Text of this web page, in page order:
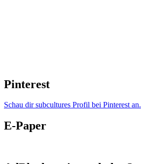
Pinterest
Schau dir subcultures Profil bei Pinterest an.
E-Paper